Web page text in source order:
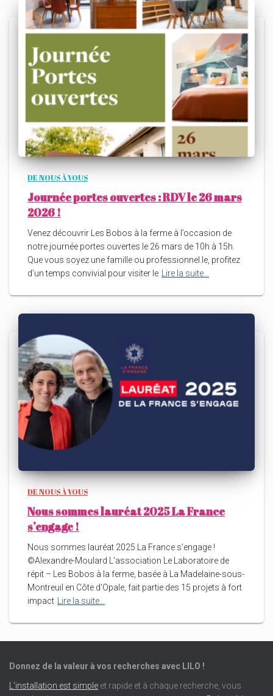
DE NOUS À VOUS
Journée portes ouvertes : RDV le 26 mars
2026 !
Venez découvrir Les Bobos à la ferme à l’occasion de
notre journée portes ouvertes le 26 mars de 10h à 15h.
Que vous soyez une famille ou professionnel.le, profitez
d’un temps convivial pour visiter le
Lire la suite…
DE NOUS À VOUS
Nous sommes lauréat 2025 La France
s’engage !
Nous sommes lauréat 2025 La France s’engage !
©Alexandre-Moulard L’association Le Laboratoire de
répit – Les Bobos à la ferme, basée à La Madelaine-sous-
Montreuil en Côte d’Opale, fait partie des 15 projets à fort
impact Lire la suite…
Donnez de la valeur à vos recherches avec LILO !
L’installation est simple et rapide et à chaque recherche, vous